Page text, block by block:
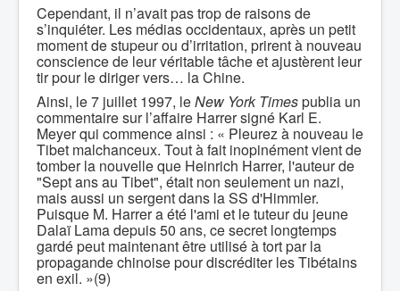
Cependant, il n’avait pas trop de raisons de
s’inquiéter. Les médias occidentaux, après un petit
moment de stupeur ou d’irritation, prirent à nouveau
conscience de leur véritable tâche et ajustèrent leur
tir pour le diriger vers… la Chine.
Ainsi, le 7 juillet 1997, leNew York Timespublia un
commentaire sur l’affaire Harrer signé Karl E.
Meyer qui commence ainsi : « Pleurez à nouveau le
Tibet malchanceux. Tout à fait inopinément vient de
tomber la nouvelle que Heinrich Harrer, l'auteur de
"Sept ans au Tibet", était non seulement un nazi,
mais aussi un sergent dans la SS d'Himmler.
Puisque M. Harrer a été l'ami et le tuteur du jeune
Dalaï Lama depuis 50 ans, ce secret longtemps
gardé peut maintenant être utilisé à tort par la
propagande chinoise pour discréditer les Tibétains
en exil. »(9)